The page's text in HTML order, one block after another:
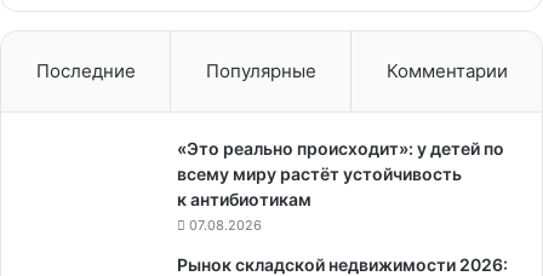
в
деятельности
«Автодор»
Последние Популярные Комментарии
«Это реально происходит»: у детей по
всему миру растёт устойчивость
к антибиотикам
07.08.2026
Рынок складской недвижимости 2026: